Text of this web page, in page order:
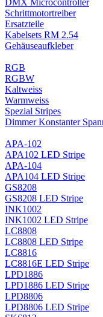
DMX Microcontroller
Schrittmotortreiber
Ersatzteile
Kabelsets RM 2.54
Gehäuseaufkleber
RGB
RGBW
Kaltweiss
Warmweiss
Spezial Stripes
Dimmer Konstanter
APA-102
APA102 LED Stripe
APA-104
APA104 LED Stripe
GS8208
GS8208 LED Stripe
INK1002
INK1002 LED Stripe
LC8808
LC8808 LED Stripe
LC8816
LC8816E LED Stripe
LPD1886
LPD1886 LED Stripe
LPD8806
LPD8806 LED Stripe